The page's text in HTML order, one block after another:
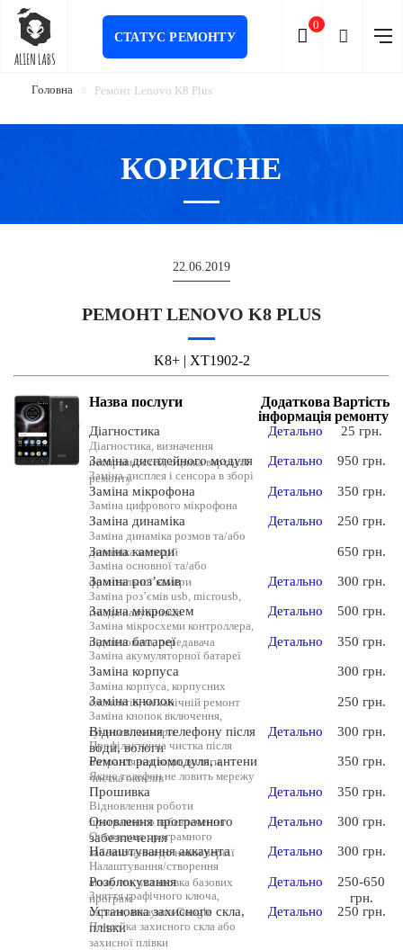
Головна Ремонт Lenovo K8 Plus
КОРИСНЕ
22.06.2019
РЕМОНТ LENOVO K8 PLUS
K8+ | XT1902-2
Назва послуги
Діагностика
Діагностика, визначення
несправностей, оцінка вартості
ремонту
Заміна дисплейного модуля
Заміна дисплея і сенсора в зборі
Заміна мікрофона
Заміна цифрового мікрофона
Заміна динаміка
Заміна динаміка розмов та/або
динаміка мелодій
Заміна камери
Заміна основної та/або
фронтальної камери
Заміна роз’ємів
Заміна роз’ємів usb, microusb,
гнізда навушників
Заміна мікросхем
Заміна мікросхеми контроллера,
підсилювача, передавача
Заміна батареї
Заміна акумуляторної батареї
Заміна корпуса
Заміна корпуса, корпусних
елементів, механічній ремонт
Заміна кнопок
Заміна кнопок включення,
гучності, камери
Відновлення телефону після
води, вологи
Профілактична чистка після
потрапляння води, вологи,
чистка окислів
Ремонт радіомодуля, антени
Якщо телефон не ловить мережу
Прошивка
Відновлення роботи
програмного забезпечення
Оновлення програмного
забезпечення
Оновлення програмного
забезпечення до нової версії
Налаштування аккаунта
Налаштування/створення
аккаунта, установка базових
програм
Розблокування
Зняття графічного ключа,
пароля, аккаунта Google
Установка захисного скла,
плівки
Поклейка захисного скла або
захисної плівки
Додаткова
інформація
Детально
Детально
Детально
Детально
Детально
Детально
Детально
Детально
Детально
Детально
Детально
Детально
Детально
Вартість
ремонту
25 грн.
950 грн.
350 грн.
250 грн.
650 грн.
300 грн.
500 грн.
350 грн.
300 грн.
250 грн.
300 грн.
350 грн.
350 грн.
300 грн.
300 грн.
250-650
грн.
250 грн.
СТАТУС РЕМОНТУ
0